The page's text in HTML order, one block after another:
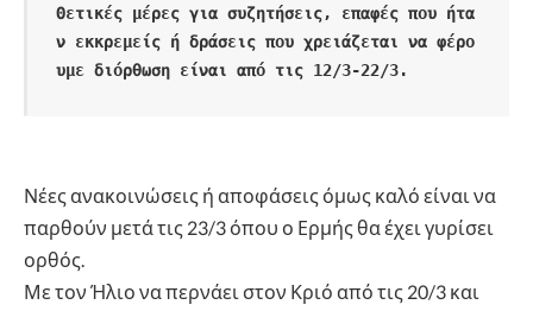
Θετικές μέρες για συζητήσεις, επαφές που ήτα
ν εκκρεμείς ή δράσεις που χρειάζεται να φέρο
υμε διόρθωση είναι από τις 12/3-22/3.
Νέες ανακοινώσεις ή αποφάσεις όμως καλό είναι να
παρθούν μετά τις 23/3 όπου ο Ερμής θα έχει γυρίσει
ορθός.
Με τον Ήλιο να περνάει στον Κριό από τις 20/3 και